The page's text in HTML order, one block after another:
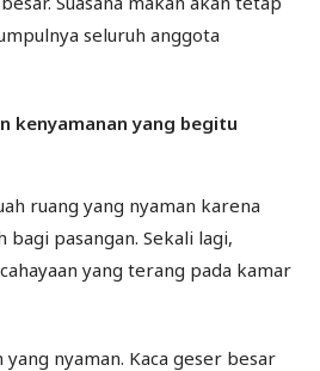
seluruh anggota
kenyamanan yang begitu
ruang yang nyaman karena
pasangan. Sekali lagi,
yang terang pada kamar
nyaman. Kaca geser besar